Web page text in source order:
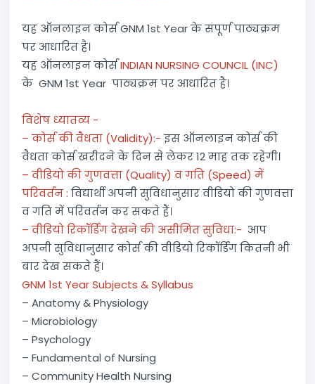
यह ऑनलाइन कोर्स GNM 1st Year के संपूर्ण पाठ्यक्रम
पर आधारित है।
यह ऑनलाइन कोर्सINDIAN NURSING COUNCIL (INC)
के GNM 1st Year पाठ्यक्रम पर आधारित है।
विशेष ध्यातव्य -
– कोर्स की वैधता (Validity):- इस ऑनलाइन कोर्स की
वैधता कोर्स खरीदने के दिन से लेकर 12 माह तक रहेगी।
– वीडियो की गुणवत्ता (Quality) व गति (Speed) में
परिवर्तन : विद्यार्थी अपनी सुविधानुसार वीडियो की गुणवत्ता
व गति में परिवर्तन कर सकते हैं।
– वीडियो रिकॉर्डिंग देखने की असीमित सुविधा:- आप
अपनी सुविधानुसार कोर्स की वीडियो रिकॉर्डिंग कितनी भी
बार देख सकते हैं।
GNM 1st Year Subjects & Syllabus
– Anatomy & Physiology
– Microbiology
– Psychology
– Fundamental of Nursing
– Community Health Nursing